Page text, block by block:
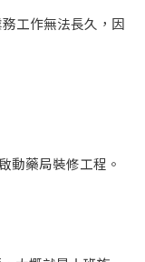
工作無法長久，因
動藥局裝修工程。